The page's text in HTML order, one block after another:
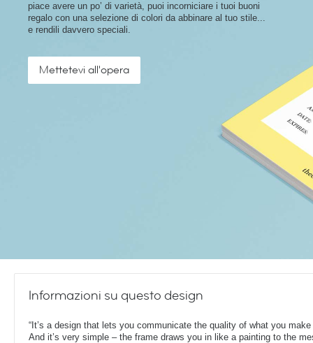
piace avere un po’ di varietà, puoi incorniciare i tuoi buoni
regalo con una selezione di colori da abbinare al tuo stile...
e rendili davvero speciali.
Mettetevi all'opera
Informazioni su questo design
“It’s a design that lets you communicate the quality of what you
And it’s very simple – the frame draws you in like a painting to the